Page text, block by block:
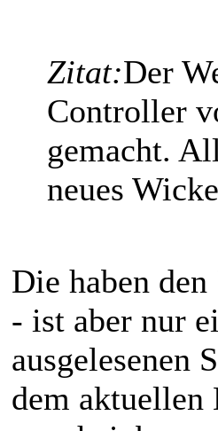
Zitat:Der
Controller
gemacht.
neues
Die haben
- ist aber nur
ausgelesenen
dem aktuellen